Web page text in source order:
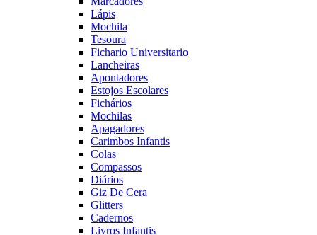
Lápis
Mochila
Tesoura
Fichario Universitario
Lancheiras
Apontadores
Estojos Escolares
Fichários
Mochilas
Apagadores
Carimbos Infantis
Colas
Compassos
Diários
Giz De Cera
Glitters
Cadernos
Livros Infantis